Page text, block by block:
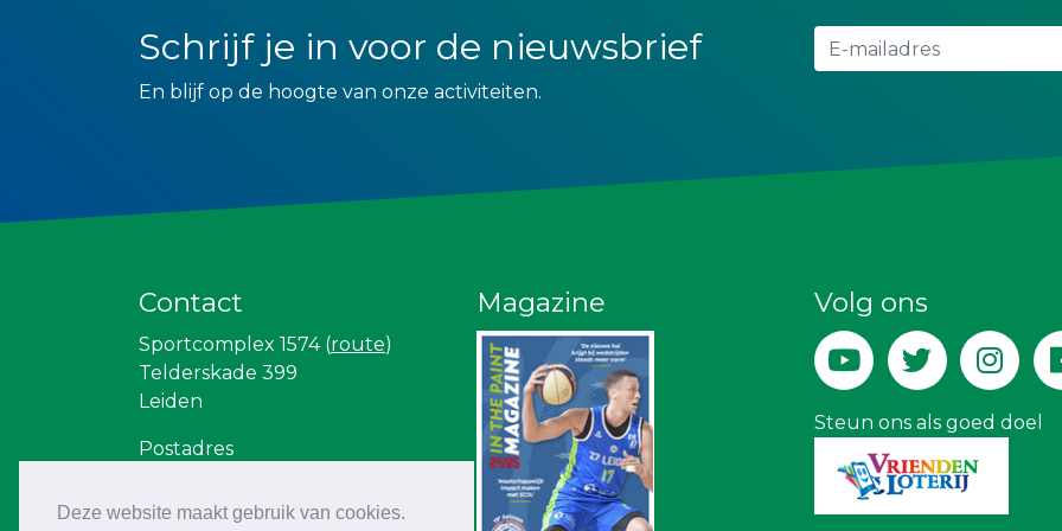
Deze website maakt gebruik van cookies.
Schrijf je in voor de nieuwsbrief
En blijf op de hoogte van onze activiteiten.
Contact
Sportcomplex 1574 (route)
Telderskade 399
Leiden
Postadres
Basketball
Magazine Volg ons
Steun ons als goed doel